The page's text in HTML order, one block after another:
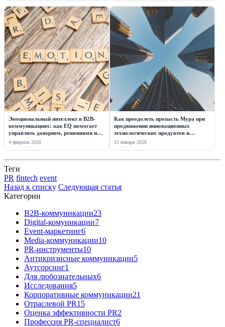
Эмоциональный интеллект в B2B-
коммуникациях: как EQ помогает
управлять доверием, решениями и
репутацией
4 февраля 2026
Как преодолеть пропасть Мура при
продвижении инновационных
технологических продуктов и
стартапов
15 января 2026
Теги
PR fintech event
Назад к списку Следующая статья
Категории
B2B-коммуникации23
Digital-комуникации7
Event-маркетинг6
Media-коммуникации10
PR-инструменты10
Антикризисные коммуникации5
Аутсорсинг1
Для любознательных6
Исследования5
Корпоративные коммуникации21
Отраслевой PR15
Оценка эффективности PR2
Профессия PR-специалист6